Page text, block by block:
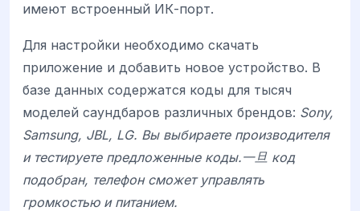
имеют встроенный ИК-порт.
Для настройки необходимо скачать
приложение и добавить новое устройство. В
базе данных содержатся коды для тысяч
моделей саундбаров различных брендов: Sony,
Samsung, JBL, LG. Вы выбираете производителя
и тестируете предложенные коды.一旦 код
подобран, телефон сможет управлять
громкостью и питанием.